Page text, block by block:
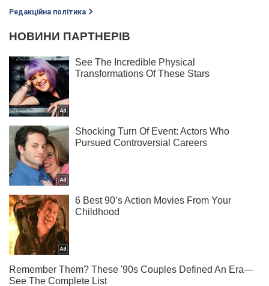
Редакційна політика